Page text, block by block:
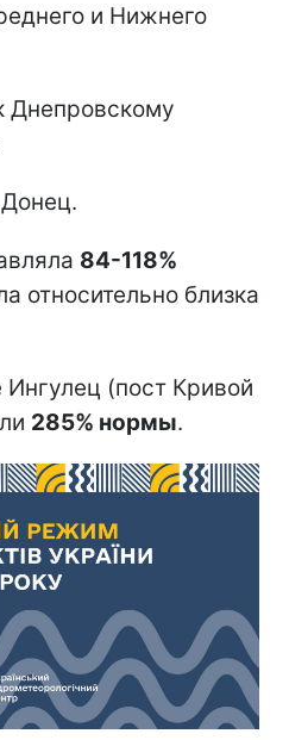
и Нижнего
Днепровскому
84-118%
относительно близка
(пост Кривой
285% нормы.